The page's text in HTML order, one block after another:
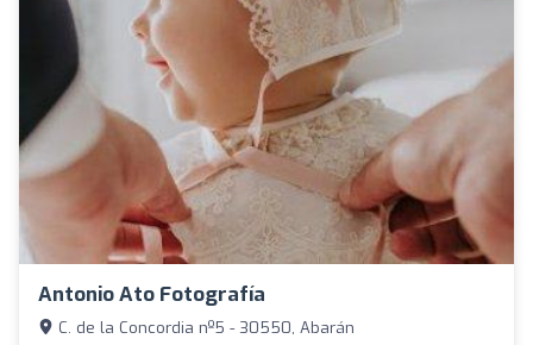
Antonio Ato Fotografía
C. de la Concordia nº5 - 30550, Abarán